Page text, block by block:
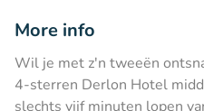
More info
Wil je met z'n tweeën
4-sterren Derlon Hotel
slechts vijf minuten lopen